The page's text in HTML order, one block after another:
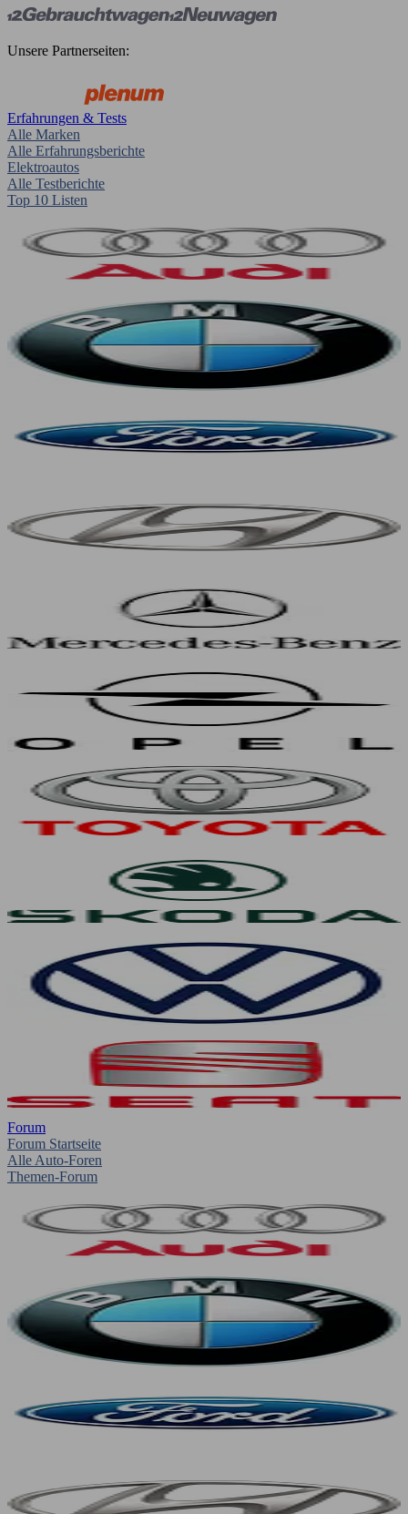
Unsere Partnerseiten:
Erfahrungen & Tests
Alle Marken
Alle Erfahrungsberichte
Elektroautos
Alle Testberichte
Top 10 Listen
Forum
Forum Startseite
Alle Auto-Foren
Themen-Forum